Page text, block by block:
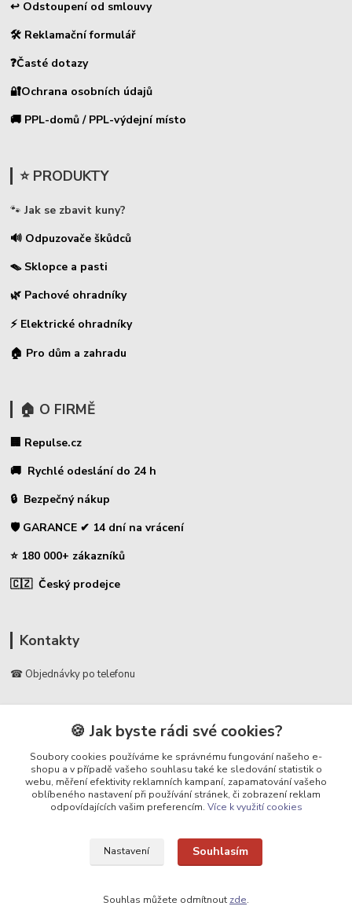
↩ Odstoupení od smlouvy
🛠 Reklamační formulář
❓Časté dotazy
🔐Ochrana osobních údajů
🚚 PPL-domů / PPL-výdejní místo
⭐ PRODUKTY
🐾 Jak se zbavit kuny?
🔊 Odpuzovače škůdců
🪤 Sklopce a pasti
🌿 Pachové ohradníky
⚡ Elektrické ohradníky
🏠 Pro dům a zahradu
🏠 O FIRMĚ
🏢 Repulse.cz
🚚 Rychlé odeslání do 24 h
🔒 Bezpečný nákup
🛡️ GARANCE ✔ 14 dní na vrácení
⭐ 180 000+ zákazníků
🇨🇿 Český prodejce
Kontakty
☎ Objednávky po telefonu
📞 728 007 997
⏰ Po - Pá | 7:00 - 13:30 |
info@repulse.cz
Upravit sběr cookies.
REPULSE s.r.o. | www.repulse.cz | 2015-2026 © Hradec Králové
🍪 Jak byste rádi své cookies?
Soubory cookies používáme ke správnému fungování našeho e-
shopu a v případě vašeho souhlasu také ke sledování statistik o
webu, měření efektivity reklamních kampaní, zapamatování vašeho
oblíbeného nastavení při používání stránek, či zobrazení reklam
odpovídajících vašim preferencím. Více k využití cookies
Nastavení Souhlasím
Souhlas můžete odmítnout zde.